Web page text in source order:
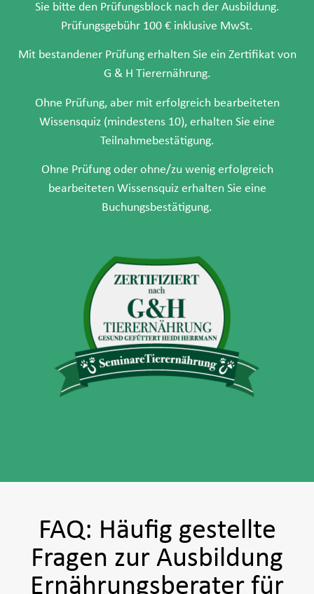
Sie bitte den Prüfungsblock nach der Ausbildung.
Prüfungsgebühr 100 € inklusive MwSt.
Mit bestandener Prüfung erhalten Sie ein Zertifikat von
G & H Tierernährung.
Ohne Prüfung, aber mit erfolgreich bearbeiteten
Wissensquiz (mindestens 10), erhalten Sie eine
Teilnahmebestätigung.
Ohne Prüfung oder ohne/zu wenig erfolgreich
bearbeiteten Wissensquiz erhalten Sie eine
Buchungsbestätigung.
FAQ: Häufig gestellte
Fragen zur Ausbildung
Ernährungsberater für